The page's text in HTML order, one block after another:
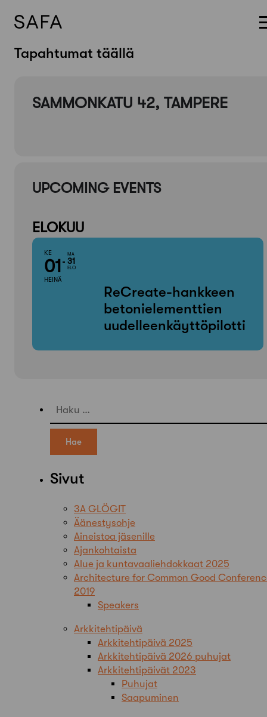
SkipTapahtumat täällä
SAMMONKATU 42, TAMPERE
UPCOMING EVENTS
ELOKUU
KE
01
HEINÄ
MA
31
ELO
ReCreate-hankkeen
betonielementtien
uudelleenkäyttöpilotti
Haku:
Sivut
3A GLÖGIT
Äänestysohje
Aineistoa jäsenille
Ajankohtaista
Alue ja kuntavaaliehdokkaat 2025
Architecture for Common Good
2019
Speakers
Arkkitehtipäivä
Arkkitehtipäivä 2025
Arkkitehtipäivä 2026 puhujat
Arkkitehtipäivät 2023
Puhujat
Saapuminen